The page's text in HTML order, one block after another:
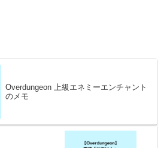
Overdungeon 上級エネミーエンチャント
のメモ